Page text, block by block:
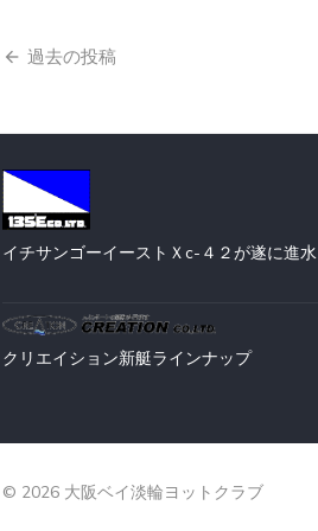
投
ナ
ビ
ゲ
ー
シ
ョ
過去の投稿
イチサンゴーイースト Ｘc-４２が遂に進水
クリエイション新艇ラインナップ
© 2026 大阪ベイ淡輪ヨットクラブ